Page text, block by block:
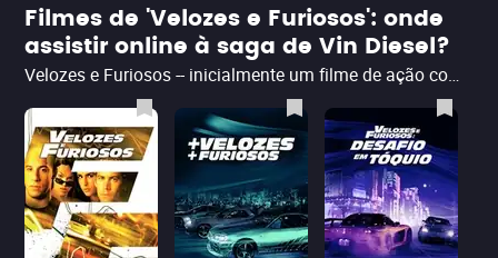
Filmes de 'Velozes e Furiosos': onde
assistir online à saga de Vin Diesel?
Velozes e Furiosos -- inicialmente um filme de ação com base em uma crônica sobre as ruas de Los Angeles -- cresceu para se transformar em uma das maiores franquias do cinema atual, reunindo um elenco de peso liderado por Vin Diesel, Paul Walker e Michelle Rodriguez -- além de vilões marcantes como os interpretados por Jason Statham e Charlize Theron. Veja abaixo onde assistir online a todos os filmes da saga Velozes e Furiosos dublados ou legendados em plataformas de streaming como Amazon Prime Video, YouTube e Star+ -- inclusive Velozes e Furiosos 10. Aproveite e leia a crítica do Filmelier da franquia.